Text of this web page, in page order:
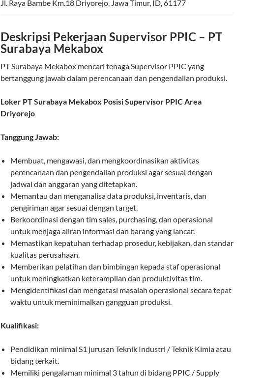
Jl. Raya Bambe Km.18 Driyorejo, Jawa Timur, ID,61177
Deskripsi Pekerjaan Supervisor PPIC – PT
Surabaya Mekabox
PT Surabaya Mekabox mencari tenaga Supervisor PPIC yang
bertanggung jawab dalam perencanaan dan pengendalian produksi.
Loker PT Surabaya Mekabox Posisi Supervisor PPIC Area
Driyorejo
Tanggung Jawab:
Membuat, mengawasi, dan mengkoordinasikan aktivitas
perencanaan dan pengendalian produksi agar sesuai dengan
jadwal dan anggaran yang ditetapkan.
Memantau dan menganalisa data produksi, inventaris, dan
pengiriman agar sesuai dengan target.
Berkoordinasi dengan tim sales, purchasing, dan operasional
untuk menjaga aliran informasi dan barang yang lancar.
Memastikan kepatuhan terhadap prosedur, kebijakan, dan standar
kualitas perusahaan.
Memberikan pelatihan dan bimbingan kepada staf operasional
untuk meningkatkan keterampilan dan produktivitas tim.
Mengidentifikasi dan mengatasi masalah operasional secara tepat
waktu untuk meminimalkan gangguan produksi.
Kualifikasi:
Pendidikan minimal S1 jurusan Teknik Industri / Teknik Kimia atau
bidang terkait.
Memiliki pengalaman minimal 3 tahun di bidang PPIC / Supply